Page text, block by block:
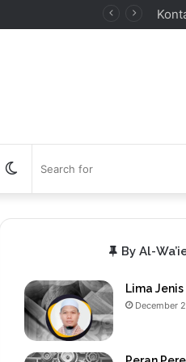
Switch
skin
Sidebar
By Al-
Lima
December